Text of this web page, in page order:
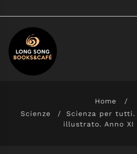
Home
Scienze
Scienza per tutti.
illustrato. Anno XI